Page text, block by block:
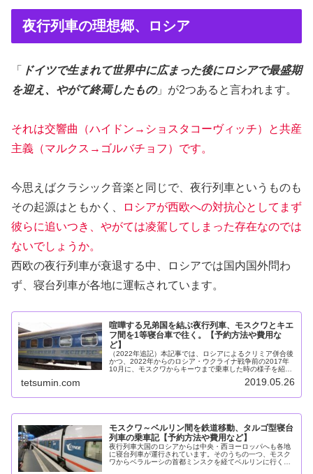
夜行列車の理想郷、ロシア
「
ドイツで生まれて世界中に広まった後にロシアで最盛期
を迎え、やがて終焉したもの」が2つあると言われます。
それは交響曲（ハイドン→ショスタコーヴィッチ）と共産
主義（マルクス→ゴルバチョフ）です。
今思えばクラシック音楽と同じで、夜行列車というものも
その起源はともかく、
ロシアが西欧への対抗心としてまず
彼らに追いつき、やがては凌駕してしまった存在なのでは
ないでしょうか。
西欧の夜行列車が衰退する中、ロシアでは国内国外問わ
ず、寝台列車が各地に運転されています。
喧嘩する兄弟国を結ぶ夜行列車、モスクワとキエ
フ間を1等寝台車で往く。【予約方法や費用な
ど】
（2022年追記）本記事では、ロシアによるクリミア併合後
かつ、2022年からのロシア・ウクライナ戦争前の2017年
10月に、モスクワからキーウまで乗車した時の様子を紹介
tetsumin.com 2019.05.26
モスクワ～ベルリン間を鉄道移動、タルゴ型寝台
列車の乗車記【予約方法や費用など】
夜行列車大国のロシアからは中央・西ヨーロッパへも各地
に寝台列車が運行されています。そのうちの一つ、モスク
ワからベラルーシの首都ミンスクを経てベルリンに行く列